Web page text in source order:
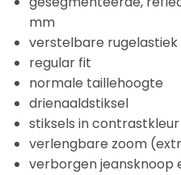
mm
verstelbare rugelastiek
regular fit
normale taillehoogte
drienaaldstiksel
stiksels in contrastkleur
verlengbare zoom
verborgen jeansknoop